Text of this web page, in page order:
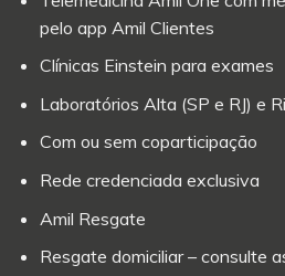
pelo app Amil Clientes
Clínicas Einstein para exames
Laboratórios Alta (SP e RJ) e
Com ou sem coparticipação
Rede credenciada exclusiva
Amil Resgate
Resgate domiciliar – consulte